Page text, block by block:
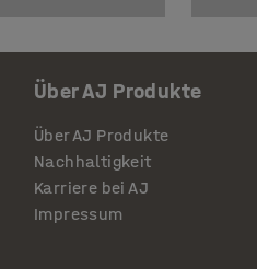
Über AJ Produkte
Über AJ Produkte
Nachhaltigkeit
Karriere bei AJ
Impressum